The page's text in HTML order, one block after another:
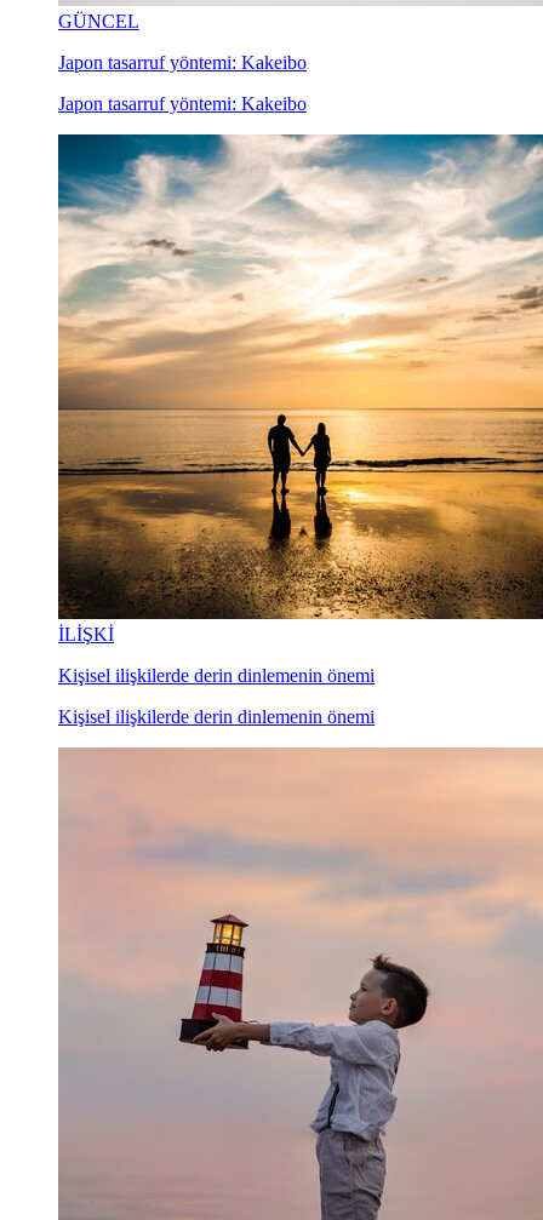
GÜNCEL
Japon tasarruf yöntemi: Kakeibo
Japon tasarruf yöntemi: Kakeibo
İLİŞKİ
Kişisel ilişkilerde derin dinlemenin önemi
Kişisel ilişkilerde derin dinlemenin önemi